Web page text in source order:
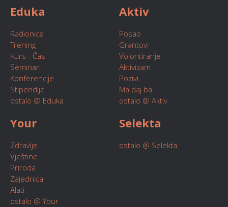
Eduka
Radionice
Trening
Kurs - Čas
Seminari
Konferencije
Stipendije
ostalo @ Eduka
Aktiv
Posao
Grantovi
Volontiranje
Aktivizam
Pozivi
Ma daj ba
ostalo @ Aktiv
Your
Zdravlje
Vještine
Priroda
Zajednica
Alati
ostalo @ Your
Selekta
ostalo @ Selekta